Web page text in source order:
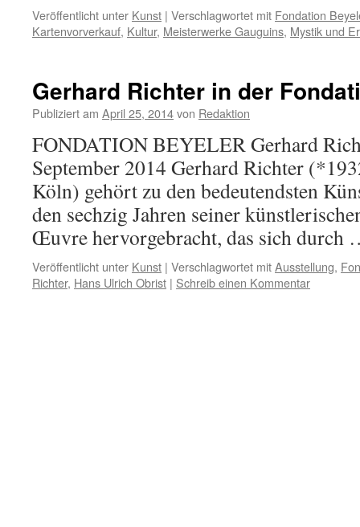
Veröffentlicht unter Kunst | Verschlagwortet mit Fondation
Kartenvorverkauf, Kultur, Meisterwerke Gauguins, Mystik und
Gerhard Richter in der
Publiziert am April 25, 2014von Redaktion
FONDATION BEYELER Gerhard
September 2014 Gerhard Richter
Köln) gehört zu den bedeutendsten
den sechzig Jahren seiner
Œuvre hervorgebracht, das sich
Veröffentlicht unter Kunst | Verschlagwortet mitAusstellung,
Richter, Hans Ulrich Obrist | Schreib einen Kommentar